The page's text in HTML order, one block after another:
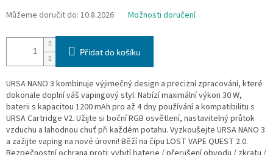
Můžeme doručit do: 10.8.2026 Možnosti doručení
Přidat do košíku
URSA NANO 3 kombinuje výjimečný design a precizní zpracování, které
dokonale doplní váš vapingový styl. Nabízí maximální výkon 30 W,
baterii s kapacitou 1200 mAh pro až 4 dny používání a kompatibilitu s
URSA Cartridge V2. Užijte si boční RGB osvětlení, nastavitelný průtok
vzduchu a lahodnou chuť při každém potahu. Vyzkoušejte URSA NANO 3
a zažijte vaping na nové úrovni! Běží na čipu LOST VAPE QUEST 2.0.